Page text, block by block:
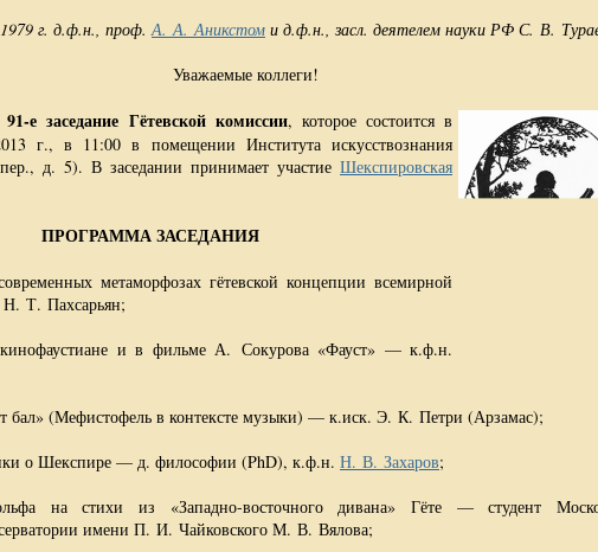
1979 г. д.ф.н., проф.А. А. Аникстом и д.ф.н., засл. деятелем науки РФ С. В.
Уважаемые коллеги!
91-е заседание Гётевской комиссии, которое состоится в
г., в 11:00 в помещении Института искусствознания
д. 5). В заседании принимает участие Шекспировская
ПРОГРАММА ЗАСЕДАНИЯ
метаморфозах гётевской концепции всемирной
Т. Пахсарьян;
и в фильме А. Сокурова «Фауст» — к.ф.н.
бал» (Мефистофель в контексте музыки) — к.иск. Э. К. Петри (Арзамас);
о Шекспире — д. философии (PhD), к.ф.н. Н. В. Захаров;
на стихи из «Западно-восточного дивана» Гёте — студент
имени П. И. Чайковского М. В. Вялова;